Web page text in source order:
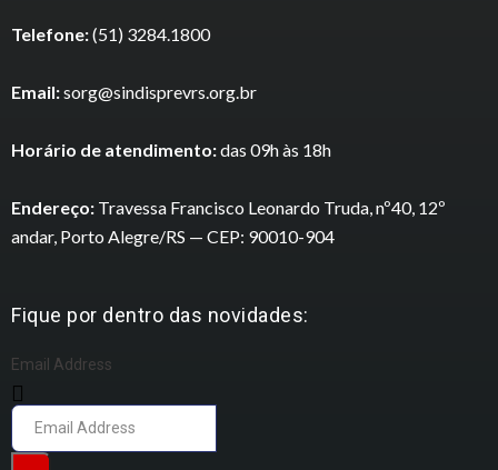
Telefone:(51) 3284.1800
Email:sorg@sindisprevrs.org.br
Horário de atendimento:das 09h às 18h
Endereço: Travessa Francisco Leonardo Truda, nº40, 12º
andar, Porto Alegre/RS — CEP: 90010-904
Fique por dentro das novidades:
Email Address